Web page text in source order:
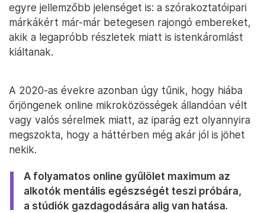
egyre jellemzőbb jelenséget is: a szórakoztatóipari
márkákért már-már betegesen rajongó embereket,
akik a legapróbb részletek miatt is istenkáromlást
kiáltanak.
A 2020-as évekre azonban úgy tűnik, hogy hiába
őrjöngenek online mikroközösségek állandóan vélt
vagy valós sérelmek miatt, az iparág ezt olyannyira
megszokta, hogy a háttérben még akár jól is jöhet
nekik.
A folyamatos online gyűlölet maximum az
alkotók mentális egészségét teszi próbára,
a stúdiók gazdagodására alig van hatása.